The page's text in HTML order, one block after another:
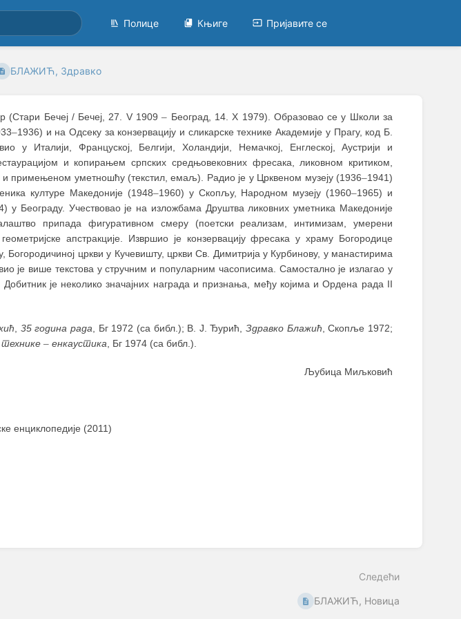
Полице Књиге Пријавите се
БЛАЖИЋ, Здравко
(Стари Бечеј / Бечеј, 27. V 1909– Београд, 14. X 1979). Образовао се у Школи за
–1936) и на Одсеку за конзервацију и сликарске технике Академије у Прагу, код Б.
у Италији, Француској, Белгији, Холандији, Немачкој, Енглеској, Аустрији и
и копирањем српских средњовековних фресака, ликовном критиком,
примењеном уметношћу (текстил, емаљ). Радио је у Црквеном музеју (1936–1941)
културе Македоније (1948–1960) у Скопљу, Народном музеју (1960–1965) и
у Београду. Учествовао је на изложбама Друштва ликовних уметника Македоније
припада фигуративном смеру (поетски реализам, интимизам, умерени
апстракције. Извршио је конзервацију фресака у храму Богородице
цркви у Кучевишту, цркви Св. Димитрија у Курбинову, у манастирима
је више текстова у стручним и популарним часописима. Самостално је излагао у
је неколико значајних награда и признања, међу којима и Ордена рада II
35 година рада , Бг 1972 (са библ.); В. Ј. Ђурић,Здравко Блажић , Скопље 1972;
– енкаустика , Бг 1974 (са библ.).
Љубица Миљковић
енциклопедије (2011)
Следећи
БЛАЖИЋ, Новица